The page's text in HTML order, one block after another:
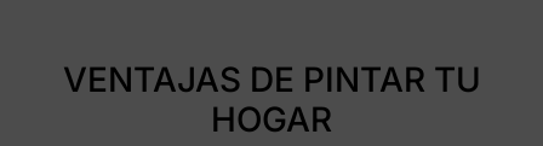
VENTAJAS DE PINTAR TU
HOGAR